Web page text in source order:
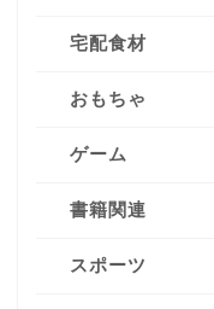
宅配食材
おもちゃ
ゲーム
書籍関連
スポーツ